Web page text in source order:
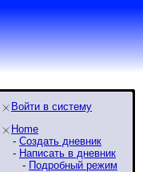
Войти в систему
Home
- Создать дневник
- Написать в дневник
- Подробный режим